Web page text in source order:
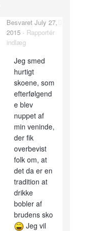
Besvaret July 27,
2015 · Rapportér
indlæg
Jeg smed
hurtigt
skoene, som
efterfølgend
e blev
nuppet af
min veninde,
der fik
overbevist
folk om, at
det da er en
tradition at
drikke
bobler af
brudens sko
Jeg vil